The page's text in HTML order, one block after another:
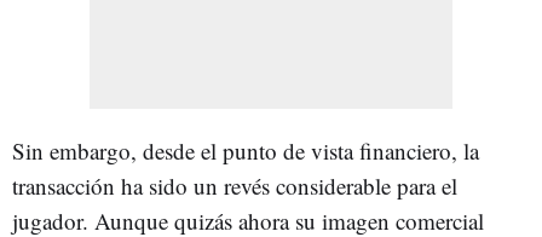
Sin embargo, desde el punto de vista financiero, la
transacción ha sido un revés considerable para el
jugador. Aunque quizás ahora su imagen comercial